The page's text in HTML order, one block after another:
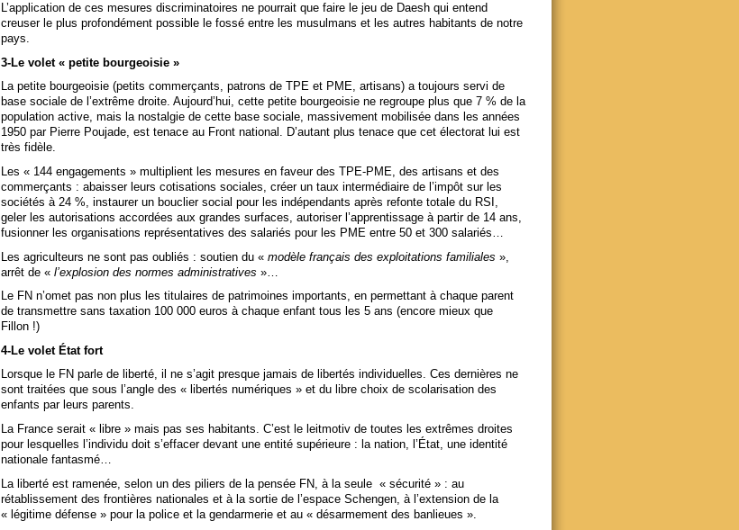
L’application de ces mesures discriminatoires ne pourrait que faire le jeu de Daesh qui entend
creuser le plus profondément possible le fossé entre les musulmans et les autres habitants de notre
pays.
3-Le volet « petite bourgeoisie »
La petite bourgeoisie (petits commerçants, patrons de TPE et PME, artisans) a toujours servi de
base sociale de l’extrême droite. Aujourd’hui, cette petite bourgeoisie ne regroupe plus que 7 % de la
population active, mais la nostalgie de cette base sociale, massivement mobilisée dans les années
1950 par Pierre Poujade, est tenace au Front national. D’autant plus tenace que cet électorat lui est
très fidèle.
Les « 144 engagements » multiplient les mesures en faveur des TPE-PME, des artisans et des
commerçants : abaisser leurs cotisations sociales, créer un taux intermédiaire de l’impôt sur les
sociétés à 24 %, instaurer un bouclier social pour les indépendants après refonte totale du RSI,
geler les autorisations accordées aux grandes surfaces, autoriser l’apprentissage à partir de 14 ans,
fusionner les organisations représentatives des salariés pour les PME entre 50 et 300 salariés…
Les agriculteurs ne sont pas oubliés : soutien du « modèle français des exploitations familiales »,
arrêt de « l’explosion des normes administratives »…
Le FN n’omet pas non plus les titulaires de patrimoines importants, en permettant à chaque parent
de transmettre sans taxation 100 000 euros à chaque enfant tous les 5 ans (encore mieux que
Fillon !)
4-Le volet État fort
Lorsque le FN parle de liberté, il ne s’agit presque jamais de libertés individuelles. Ces dernières ne
sont traitées que sous l’angle des « libertés numériques » et du libre choix de scolarisation des
enfants par leurs parents.
La France serait « libre » mais pas ses habitants. C’est le leitmotiv de toutes les extrêmes droites
pour lesquelles l’individu doit s’effacer devant une entité supérieure : la nation, l’État, une identité
nationale fantasmé…
La liberté est ramenée, selon un des piliers de la pensée FN, à la seule « sécurité » : au
rétablissement des frontières nationales et à la sortie de l’espace Schengen, à l’extension de la
« légitime défense » pour la police et la gendarmerie et au « désarmement des banlieues ».